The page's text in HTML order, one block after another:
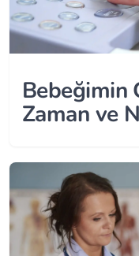
Bebeğimin
Zaman ve